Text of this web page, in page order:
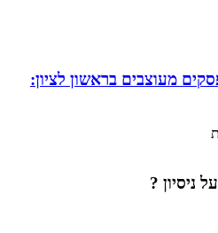
מעוצבים בראשון לציון:
ניסיון ?